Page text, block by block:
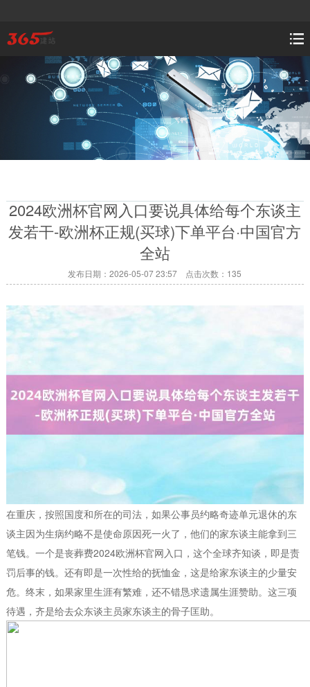
2024欧洲杯官网入口要说具体给每个东谈主
发若干-欧洲杯正规(买球)下单平台·中国官方
全站
发布日期：2026-05-07 23:57 点击次数：135
在重庆，按照国度和所在的司法，如果公事员约略奇迹单元退休的东
谈主因为生病约略不是使命原因死一火了，他们的家东谈主能拿到三
笔钱。一个是丧葬费2024欧洲杯官网入口，这个全球齐知谈，即是责
罚后事的钱。还有即是一次性给的抚恤金，这是给家东谈主的少量安
危。终末，如果家里生涯有繁难，还不错恳求遗属生涯赞助。这三项
待遇，齐是给去众东谈主员家东谈主的骨子匡助。